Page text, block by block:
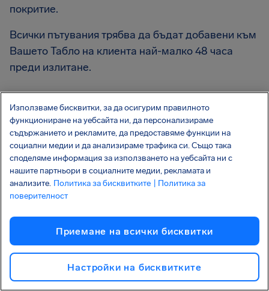
покритие.
Всички пътувания трябва да бъдат добавени към
Вашето Табло на клиента най-малко 48 часа
преди излитане.
Получих съобщение от
AirHelp+, че отговарям на
условията за изплащане
на застраховка за багаж.
го заявя?
Разполагате с 28 дни, за да поискате изплащане
на застраховката за багаж и да ни предоставите
банковите си данни. След 28 дни Вашето
Използваме бисквитки, за да осигурим правилното
функциониране на уебсайта ни, да персонализираме
съдържанието и рекламите, да предоставяме функции на
социални медии и да анализираме трафика си. Също така
споделяме информация за използването на уебсайта ни с
нашите партньори в социалните медии, рекламата и
анализите. Политика за бисквитките
| Политика за
поверителност
Приемане на всички бисквитки
Настройки на бисквитките